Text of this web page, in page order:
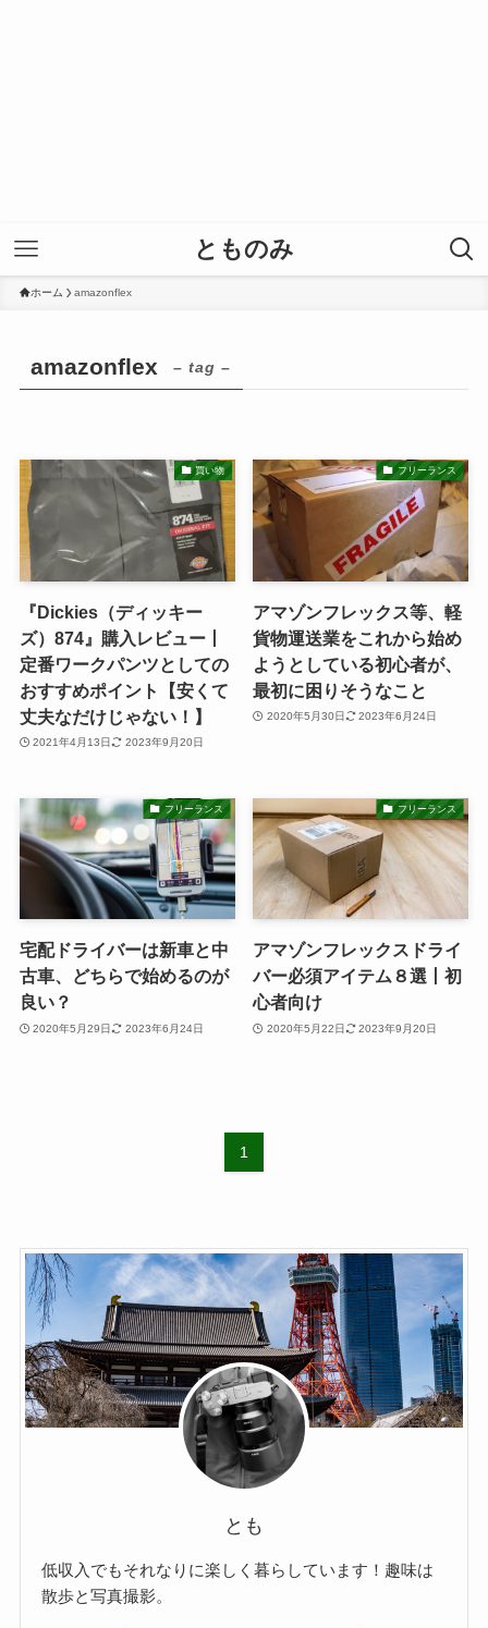
とものみ
ホーム amazonflex
amazonflex – tag –
買い物
『Dickies（ディッキー
ズ）874』購入レビュー丨
定番ワークパンツとしての
おすすめポイント【安くて
丈夫なだけじゃない！】
2021年4月13日 2023年9月20日
フリーランス
アマゾンフレックス等、軽
貨物運送業をこれから始め
ようとしている初心者が、
最初に困りそうなこと
2020年5月30日 2023年6月24日
フリーランス
宅配ドライバーは新車と中
古車、どちらで始めるのが
良い？
2020年5月29日 2023年6月24日
フリーランス
アマゾンフレックスドライ
バー必須アイテム８選丨初
心者向け
2020年5月22日 2023年9月20日
1
とも
低収入でもそれなりに楽しく暮らしています！趣味は
散歩と写真撮影。